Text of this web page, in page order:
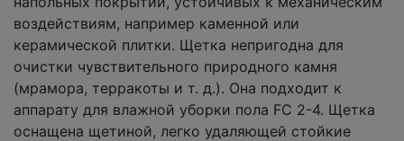
воздействиям, например каменной или
керамической плитки. Щетка непригодна для
очистки чувствительного природного камня
(мрамора, терракоты и т. д.). Она подходит к
аппарату для влажной уборки пола FC 2-4. Щетка
оснащена щетиной, легко удаляющей стойкие